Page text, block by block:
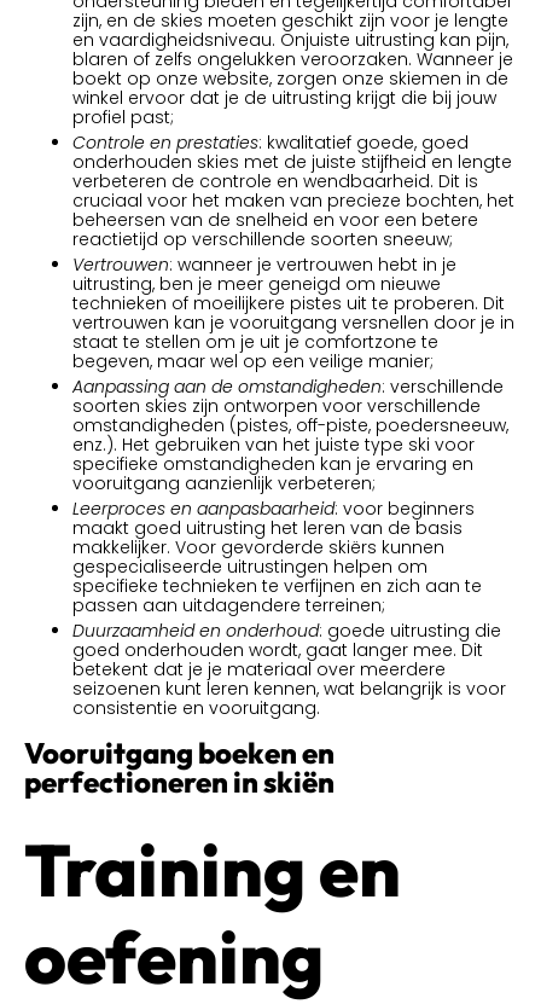
zijn, en de skies moeten geschikt zijn voor je lengte
en vaardigheidsniveau. Onjuiste uitrusting kan pijn,
blaren of zelfs ongelukken veroorzaken. Wanneer je
boekt op onze website, zorgen onze skiemen in de
winkel ervoor dat je de uitrusting krijgt die bij jouw
profiel past;
Controle en prestaties: kwalitatief goede, goed
onderhouden skies met de juiste stijfheid en lengte
verbeteren de controle en wendbaarheid. Dit is
cruciaal voor het maken van precieze bochten, het
beheersen van de snelheid en voor een betere
reactietijd op verschillende soorten sneeuw;
Vertrouwen: wanneer je vertrouwen hebt in je
uitrusting, ben je meer geneigd om nieuwe
technieken of moeilijkere pistes uit te proberen. Dit
vertrouwen kan je vooruitgang versnellen door je in
staat te stellen om je uit je comfortzone te
begeven, maar wel op een veilige manier;
Aanpassing aan de omstandigheden: verschillende
soorten skies zijn ontworpen voor verschillende
omstandigheden (pistes, off-piste, poedersneeuw,
enz.). Het gebruiken van het juiste type ski voor
specifieke omstandigheden kan je ervaring en
vooruitgang aanzienlijk verbeteren;
Leerproces en aanpasbaarheid: voor beginners
maakt goed uitrusting het leren van de basis
makkelijker. Voor gevorderde skiërs kunnen
gespecialiseerde uitrustingen helpen om
specifieke technieken te verfijnen en zich aan te
passen aan uitdagendere terreinen;
Duurzaamheid en onderhoud: goede uitrusting die
goed onderhouden wordt, gaat langer mee. Dit
betekent dat je je materiaal over meerdere
seizoenen kunt leren kennen, wat belangrijk is voor
consistentie en vooruitgang.
Vooruitgang boeken en
perfectioneren in skiën
Training en
oefening